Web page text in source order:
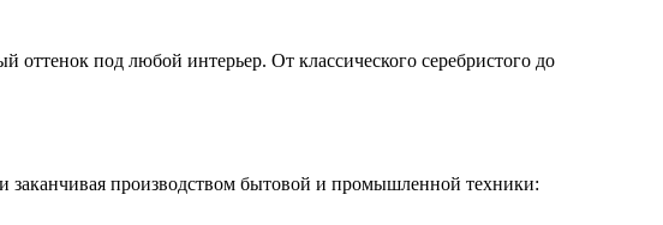
под любой интерьер. От классического серебристого до
заканчивая производством бытовой и промышленной техники: